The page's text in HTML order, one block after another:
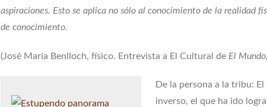
aspiraciones. Esto se aplica no sólo al conocimiento de la realidad
de conocimiento.
(José María Benlloch, físico. Entrevista a El Cultural de El Mundo,
De la persona a la tribu: El
inverso, el que ha ido